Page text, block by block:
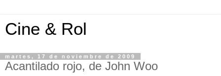
Cine & Rol
martes, 17 de noviembre de 2009
Acantilado rojo, de John Woo